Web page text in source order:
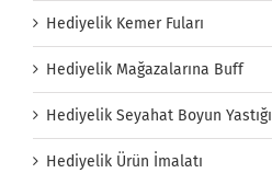
Hediyelik Kemer Fuları
Hediyelik Mağazalarına Buff
Hediyelik Seyahat Boyun Yastığı
Hediyelik Ürün İmalatı